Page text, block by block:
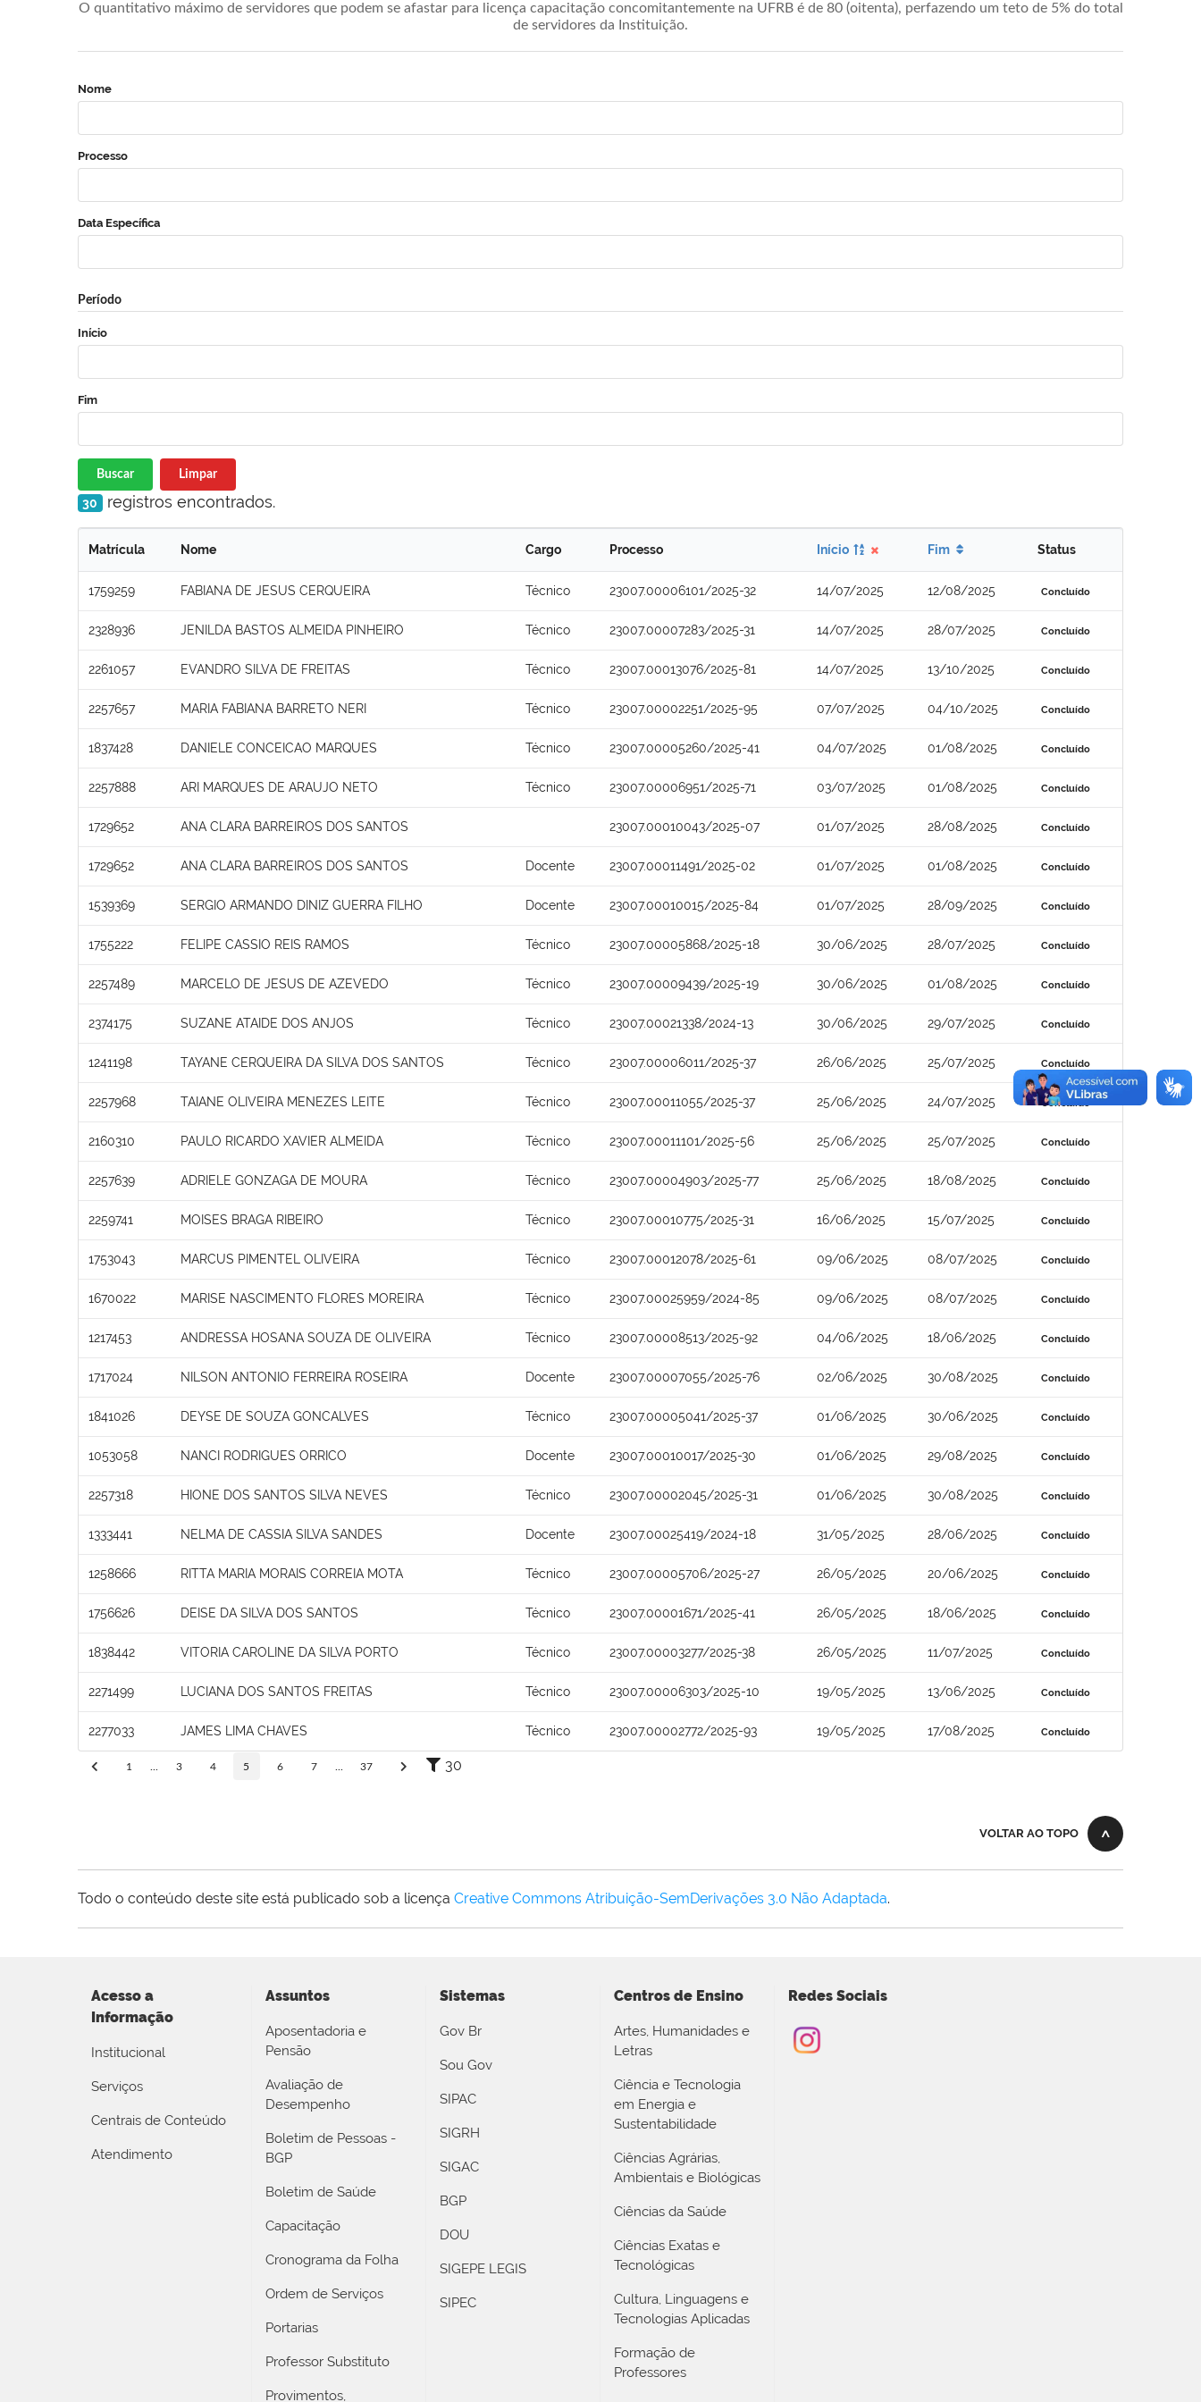
O quantitativo máximo de servidores que podem se afastar para licença capacitação concomitantemente na UFRB é de 80 (oitenta), perfazendo um teto de 5% do total
de servidores da Instituição.
Nome
Processo
Data Específica
Período
Início
Fim
Buscar Limpar
30 registros encontrados.
Matrícula Nome Cargo Processo Início Fim Status
1759259 FABIANA DE JESUS CERQUEIRA Técnico 23007.00006101/2025-32 14/07/2025 12/08/2025 Concluído
2328936 JENILDA BASTOS ALMEIDA PINHEIRO Técnico 23007.00007283/2025-31 14/07/2025 28/07/2025 Concluído
2261057 EVANDRO SILVA DE FREITAS Técnico 23007.00013076/2025-81 14/07/2025 13/10/2025 Concluído
2257657 MARIA FABIANA BARRETO NERI Técnico 23007.00002251/2025-95 07/07/2025 04/10/2025 Concluído
1837428 DANIELE CONCEICAO MARQUES Técnico 23007.00005260/2025-41 04/07/2025 01/08/2025 Concluído
2257888 ARI MARQUES DE ARAUJO NETO Técnico 23007.00006951/2025-71 03/07/2025 01/08/2025 Concluído
1729652 ANA CLARA BARREIROS DOS SANTOS 23007.00010043/2025-07 01/07/2025 28/08/2025 Concluído
1729652 ANA CLARA BARREIROS DOS SANTOS Docente 23007.00011491/2025-02 01/07/2025 01/08/2025 Concluído
1539369 SERGIO ARMANDO DINIZ GUERRA FILHO Docente 23007.00010015/2025-84 01/07/2025 28/09/2025 Concluído
1755222 FELIPE CASSIO REIS RAMOS Técnico 23007.00005868/2025-18 30/06/2025 28/07/2025 Concluído
2257489 MARCELO DE JESUS DE AZEVEDO Técnico 23007.00009439/2025-19 30/06/2025 01/08/2025 Concluído
2374175 SUZANE ATAIDE DOS ANJOS Técnico 23007.00021338/2024-13 30/06/2025 29/07/2025 Concluído
1241198 TAYANE CERQUEIRA DA SILVA DOS SANTOS Técnico 23007.00006011/2025-37 26/06/2025 25/07/2025 Concluído
2257968 TAIANE OLIVEIRA MENEZES LEITE Técnico 23007.00011055/2025-37 25/06/2025 24/07/2025 Concluído
2160310 PAULO RICARDO XAVIER ALMEIDA Técnico 23007.00011101/2025-56 25/06/2025 25/07/2025 Concluído
2257639 ADRIELE GONZAGA DE MOURA Técnico 23007.00004903/2025-77 25/06/2025 18/08/2025 Concluído
2259741 MOISES BRAGA RIBEIRO Técnico 23007.00010775/2025-31 16/06/2025 15/07/2025 Concluído
1753043 MARCUS PIMENTEL OLIVEIRA Técnico 23007.00012078/2025-61 09/06/2025 08/07/2025 Concluído
1670022 MARISE NASCIMENTO FLORES MOREIRA Técnico 23007.00025959/2024-85 09/06/2025 08/07/2025 Concluído
1217453 ANDRESSA HOSANA SOUZA DE OLIVEIRA Técnico 23007.00008513/2025-92 04/06/2025 18/06/2025 Concluído
1717024 NILSON ANTONIO FERREIRA ROSEIRA Docente 23007.00007055/2025-76 02/06/2025 30/08/2025 Concluído
1841026 DEYSE DE SOUZA GONCALVES Técnico 23007.00005041/2025-37 01/06/2025 30/06/2025 Concluído
1053058 NANCI RODRIGUES ORRICO Docente 23007.00010017/2025-30 01/06/2025 29/08/2025 Concluído
2257318 HIONE DOS SANTOS SILVA NEVES Técnico 23007.00002045/2025-31 01/06/2025 30/08/2025 Concluído
1333441 NELMA DE CASSIA SILVA SANDES Docente 23007.00025419/2024-18 31/05/2025 28/06/2025 Concluído
1258666 RITTA MARIA MORAIS CORREIA MOTA Técnico 23007.00005706/2025-27 26/05/2025 20/06/2025 Concluído
1756626 DEISE DA SILVA DOS SANTOS Técnico 23007.00001671/2025-41 26/05/2025 18/06/2025 Concluído
1838442 VITORIA CAROLINE DA SILVA PORTO Técnico 23007.00003277/2025-38 26/05/2025 11/07/2025 Concluído
2271499 LUCIANA DOS SANTOS FREITAS Técnico 23007.00006303/2025-10 19/05/2025 13/06/2025 Concluído
2277033 JAMES LIMA CHAVES Técnico 23007.00002772/2025-93 19/05/2025 17/08/2025 Concluído
1 3 4 5 6 7 37 30
VOLTAR AO TOPO
Todo o conteúdo deste site está publicado sob a licença Creative Commons Atribuição-SemDerivações 3.0 Não Adaptada.
Acesso a
Informação
Institucional
Serviços
Centrais de Conteúdo
Atendimento
Assuntos
Aposentadoria e
Pensão
Avaliação de
Desempenho
Boletim de Pessoas -
BGP
Boletim de Saúde
Capacitação
Cronograma da Folha
Ordem de Serviços
Portarias
Professor Substituto
Provimentos,
Sistemas
Gov Br
Sou Gov
SIPAC
SIGRH
SIGAC
BGP
DOU
SIGEPE LEGIS
SIPEC
Centros de Ensino
Artes, Humanidades e
Letras
Ciência e Tecnologia
em Energia e
Sustentabilidade
Ciências Agrárias,
Ambientais e Biológicas
Ciências da Saúde
Ciências Exatas e
Tecnológicas
Cultura, Linguagens e
Tecnologias Aplicadas
Formação de
Professores
Redes Sociais